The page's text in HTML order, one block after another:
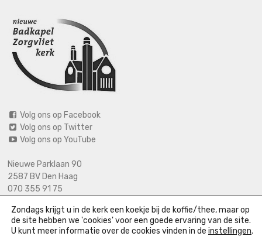
Volg ons op Facebook
Volg ons op Twitter
Volg ons op YouTube
Nieuwe Parklaan 90
2587 BV Den Haag
070 355 91 75
06 2125 2720 (bij calamiteiten)
info@nieuwebadkapel.nl
Zondags krijgt u in de kerk een koekje bij de koffie/thee, maar op
de site hebben we 'cookies' voor een goede ervaring van de site.
U kunt meer informatie over de cookies vinden in de instellingen.